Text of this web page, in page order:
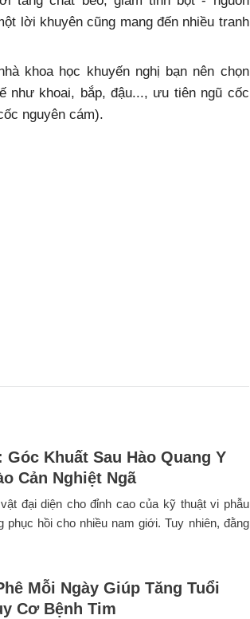
lời khuyên cũng mang đến nhiều tranh
khoa học khuyến nghị bạn nên chọn
như khoai, bắp, đậu..., ưu tiên ngũ cốc
nguyên cám).
Khuất Sau Hào Quang Y
Cản Nghiệt Ngã
đại diện cho đỉnh cao của kỹ thuật vi phẫu
hồi cho nhiều nam giới. Tuy nhiên, đằng
Mỗi Ngày Giúp Tăng Tuổi
Cơ Bệnh Tim